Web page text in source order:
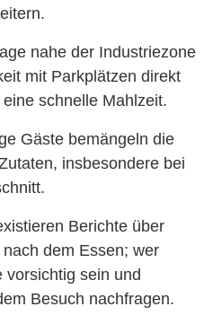
nahe der Industriezone
mit Parkplätzen direkt
schnelle Mahlzeit.
Gäste bemängeln die
insbesondere bei
Berichte über
dem Essen; wer
vorsichtig sein und
Besuch nachfragen.